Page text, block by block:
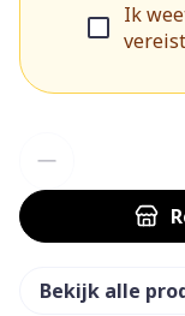
Ik
Bekijk alle